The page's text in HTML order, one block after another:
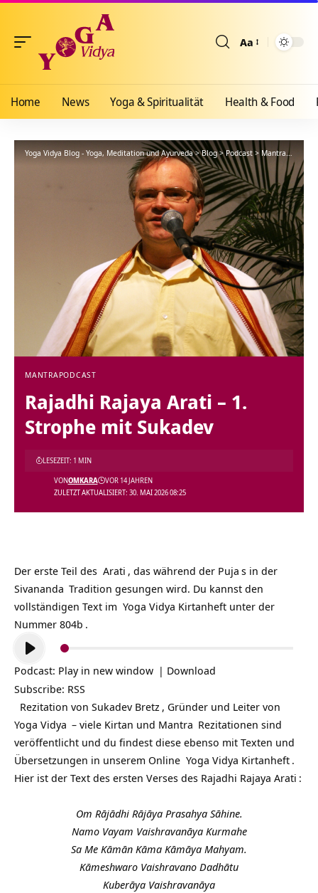
Aa
Home News Yoga & Spiritualität Health & Food
Yoga Vidya Blog - Yoga, Meditation und Ayurveda>Blog>Podcast>Mantra>
MANTRAPODCAST
Rajadhi Rajaya Arati – 1.
Strophe mit Sukadev
ZULETZT AKTUALISIERT: 30. MAI 2026 08:25
VONOMKARA VOR 14 JAHREN
LESEZEIT: 1 MIN
Der erste Teil des Arati , das während der Puja s in der
Sivananda Tradition gesungen wird. Du kannst den
vollständigen Text im Yoga Vidya Kirtanheft unter der
Nummer 804b .
Audio-
Player
Podcast: Play in new window | Download
Subscribe: RSS
Rezitation von Sukadev Bretz , Gründer und Leiter von
Yoga Vidya – viele Kirtan und Mantra Rezitationen sind
veröffentlicht und du findest diese ebenso mit Texten und
Übersetzungen in unserem Online Yoga Vidya Kirtanheft .
Hier ist der Text des ersten Verses des Rajadhi Rajaya Arati :
Om Rājādhi Rājāya Prasahya Sāhine.
Namo Vayam Vaishravanāya Kurmahe
Sa Me Kāmān Kāma Kāmāya Mahyam.
Kāmeshwaro Vaishravano Dadhātu
Kuberāya Vaishravanāya